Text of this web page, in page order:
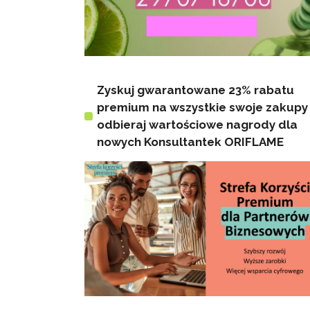
Zyskuj gwarantowane 23% rabatu
premium na wszystkie swoje zakupy
odbieraj wartościowe nagrody dla
nowych Konsultantek ORIFLAME